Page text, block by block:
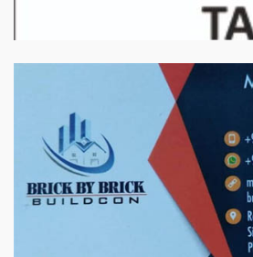
बिरादराने मिलात – अतिना वेलफ़ेयर फाउंडेशन,
स्वयं रोजगार के एक बेहतर अवसर प्रदान करने जा
को प्रशिक्षित कर उन्हें स्वयं रोजगार सम्मुख